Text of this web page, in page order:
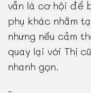
vẫn là cơ hội để
phụ khác nhằm
nhưng nếu cảm
quay lại với Thị
nhanh gọn.